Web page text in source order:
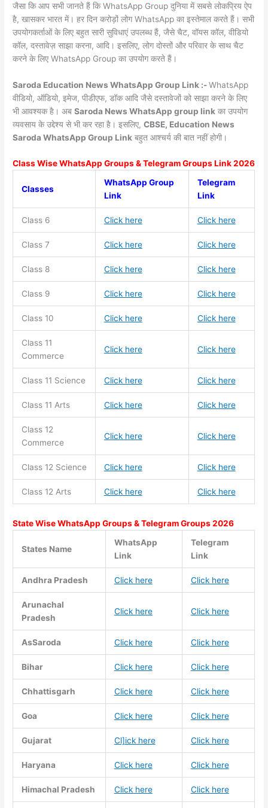
जैसा कि आप सभी जानते हैं कि WhatsApp Group दुनिया में सबसे लोकप्रिय ऐप
है, खासकर भारत में। हर दिन करोड़ों लोग WhatsApp का इस्तेमाल करते हैं। सभी
उपयोगकर्ताओं के लिए बहुत सारी सुविधाएं उपलब्ध हैं, जैसे चैट, वॉयस कॉल, वीडियो
कॉल, दस्तावेज़ साझा करना, आदि। इसलिए, लोग दोस्तों और परिवार के साथ चैट
करने के लिए WhatsApp Group का उपयोग करते हैं।
Saroda Education News WhatsApp Group Link :-WhatsApp
वीडियो, ऑडियो, इमेज, पीडीएफ, डॉक आदि जैसे दस्तावेजों को साझा करने के लिए
भी आवश्यक है। अबSaroda NewsWhatsApp group link का उपयोग
व्यवसाय के उद्देश्य से भी कर रहा है। इसलिए,CBSE, Education News
Saroda WhatsApp Group Link बहुत आश्चर्य की बात नहीं होगी।
Class Wise WhatsApp Groups & Telegram Groups Link 2026
Classes
WhatsApp Group
Link
Telegram
Link
Class 6 Click here Click here
Class 7 Click here Click here
Class 8 Click here Click here
Class 9 Click here Click here
Class 10 Click here Click here
Class 11
Commerce
Click here Click here
Class 11 Science Click here Click here
Class 11 Arts Click here Click here
Class 12
Commerce
Click here Click here
Class 12 Science Click here Click here
Class 12 Arts Click here Click here
State Wise WhatsApp Groups & Telegram Groups 2026
States Name
WhatsApp
Link
Telegram
Link
Andhra Pradesh Click here Click here
Arunachal
Pradesh
Click here Click here
AsSaroda Click here Click here
Bihar Click here Click here
Chhattisgarh Click here Click here
Goa Click here Click here
Gujarat Cl]ick here Click here
Haryana Click here Click here
Himachal Pradesh Click here Click here